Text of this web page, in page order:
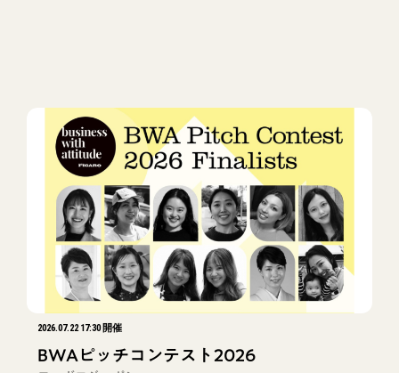
2026.07.22 17:30 開催
BWAピッチコンテスト2026